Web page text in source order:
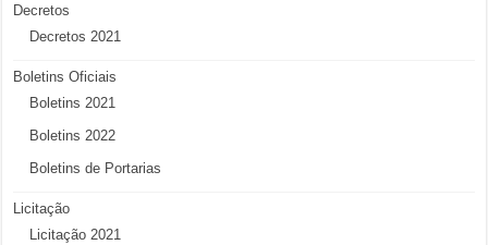
Decretos
Decretos 2021
Boletins Oficiais
Boletins 2021
Boletins 2022
Boletins de Portarias
Licitação
Licitação 2021